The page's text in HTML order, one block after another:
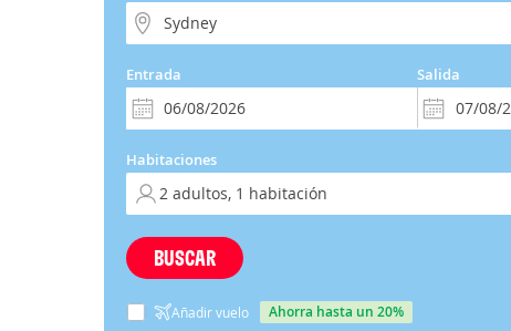
Entrada Salida
Habitaciones
BUSCAR
Añadir vuelo ahorra hasta un 20%